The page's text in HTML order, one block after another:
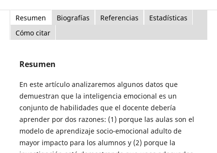
Resumen Biografías Referencias
Estadísticas
Cómo citar
Resumen
En este artículo analizaremos algunos datos que
demuestran que la inteligencia emocional es un
conjunto de habilidades que el docente debería
aprender por dos razones: (1) porque las aulas son el
modelo de aprendizaje socio-emocional adulto de
mayor impacto para los alumnos y (2) porque la